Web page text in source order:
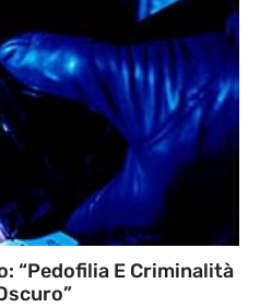
“Pedofilia E Criminalità